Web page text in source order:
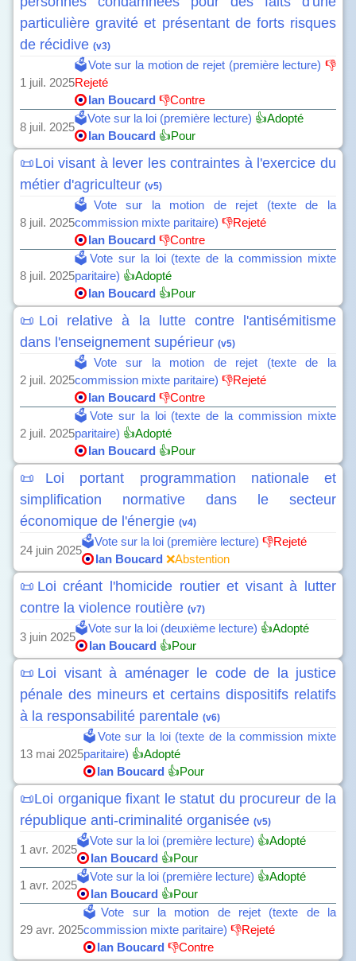
particulière gravité et présentant de forts risques
de récidive (v3)
1 juil. 2025
🗳️Vote sur la motion de rejet (première lecture) 👎
Rejeté
Ian Boucard 👎Contre
8 juil. 2025
🗳️Vote sur la loi (première lecture) 👍Adopté
Ian Boucard 👍Pour
📜Loi visant à lever les contraintes à l'exercice du
métier d'agriculteur (v5)
8 juil. 2025
🗳️Vote sur la motion de rejet (texte de la
commission mixte paritaire) 👎Rejeté
Ian Boucard 👎Contre
8 juil. 2025
🗳️Vote sur la loi (texte de la commission mixte
paritaire) 👍Adopté
Ian Boucard 👍Pour
📜Loi relative à la lutte contre l'antisémitisme
dans l'enseignement supérieur (v5)
2 juil. 2025
🗳️Vote sur la motion de rejet (texte de la
commission mixte paritaire) 👎Rejeté
Ian Boucard 👎Contre
2 juil. 2025
🗳️Vote sur la loi (texte de la commission mixte
paritaire) 👍Adopté
Ian Boucard 👍Pour
📜Loi portant programmation nationale et
simplification normative dans le secteur
économique de l'énergie (v4)
24 juin 2025
🗳️Vote sur la loi (première lecture) 👎Rejeté
Ian Boucard ❌Abstention
📜Loi créant l'homicide routier et visant à lutter
contre la violence routière (v7)
3 juin 2025
🗳️Vote sur la loi (deuxième lecture) 👍Adopté
Ian Boucard 👍Pour
📜Loi visant à aménager le code de la justice
pénale des mineurs et certains dispositifs relatifs
à la responsabilité parentale (v6)
13 mai 2025
🗳️Vote sur la loi (texte de la commission mixte
paritaire) 👍Adopté
Ian Boucard 👍Pour
📜Loi organique fixant le statut du procureur de la
république anti-criminalité organisée (v5)
1 avr. 2025
🗳️Vote sur la loi (première lecture) 👍Adopté
Ian Boucard 👍Pour
1 avr. 2025
🗳️Vote sur la loi (première lecture) 👍Adopté
Ian Boucard 👍Pour
29 avr. 2025
🗳️Vote sur la motion de rejet (texte de la
commission mixte paritaire) 👎Rejeté
Ian Boucard 👎Contre